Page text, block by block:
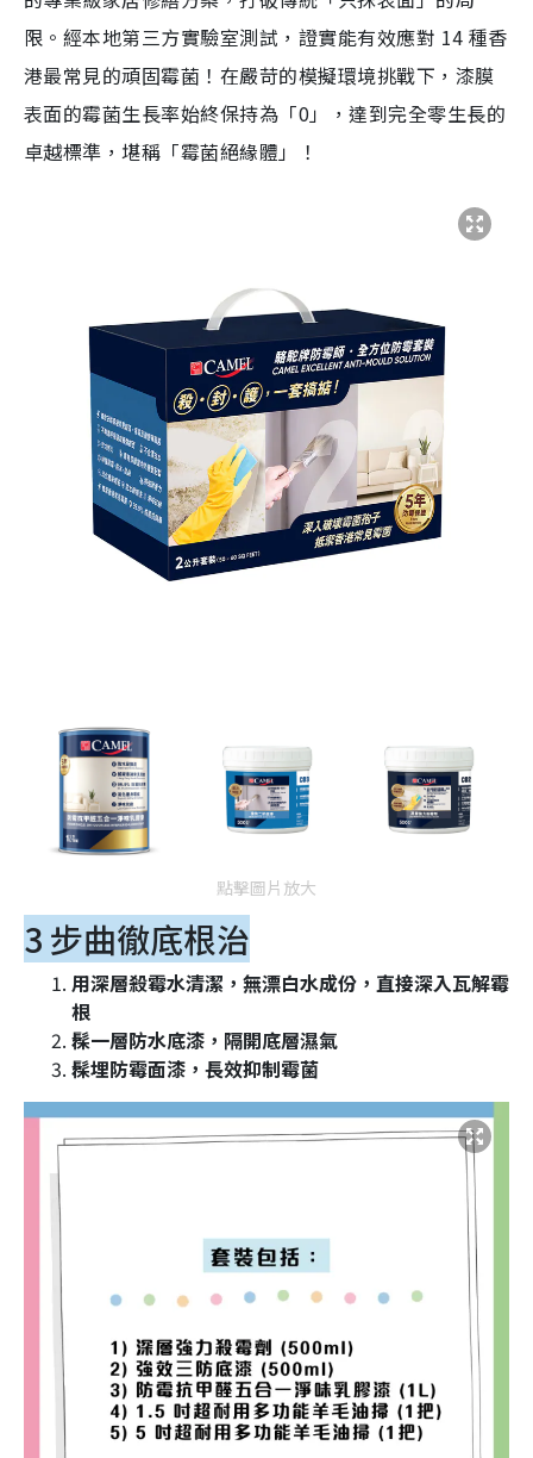
限。經本地第三方實驗室測試，證實能有效應對 14 種香
港最常見的頑固霉菌！在嚴苛的模擬環境挑戰下，漆膜
表面的霉菌生長率始終保持為「0」，達到完全零生長的
卓越標準，堪稱「霉菌絕緣體」！
點擊圖片放大
3 步曲徹底根治
用深層殺霉水清潔，無漂白水成份，直接深入瓦解霉
根
髹一層防水底漆，隔開底層濕氣
髹埋防霉面漆，長效抑制霉菌